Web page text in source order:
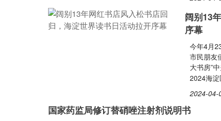
阔别13
序幕
今年4月
市民朋友
大书房”
2024海淀
2024-04-
国家药监局修订替硝唑注射剂说明书